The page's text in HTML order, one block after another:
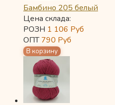
Бамбино 205 белый
Цена склада:
РОЗН 1 106 Руб
ОПТ790 Руб